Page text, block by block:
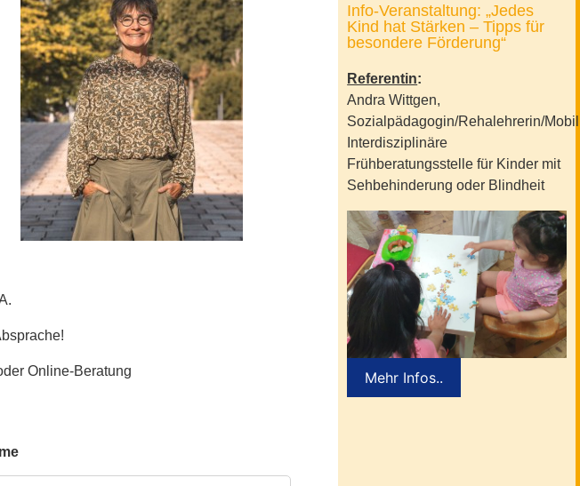
Online-Beratung
Info-Veranstaltung: „Jedes
Kind hat Stärken – Tipps für
besondere Förderung“
Referentin:
Andra Wittgen,
Sozialpädagogin/Rehalehrerin/
Interdisziplinäre
Frühberatungsstelle für Kinder mit
Sehbehinderung oder Blindheit
Mehr Infos..